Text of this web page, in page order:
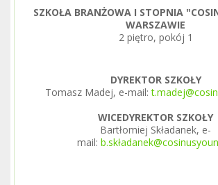
SZKOŁA BRANŻOWA I STOPNIA
WARSZAWIE
2 piętro, pokój 1
DYREKTOR SZKOŁY
Tomasz Madej, e-mail:
WICEDYREKTOR SZKOŁY
Bartłomiej Składanek, e-
mail: